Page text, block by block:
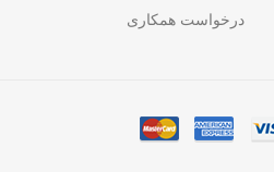
درخواست همکاری